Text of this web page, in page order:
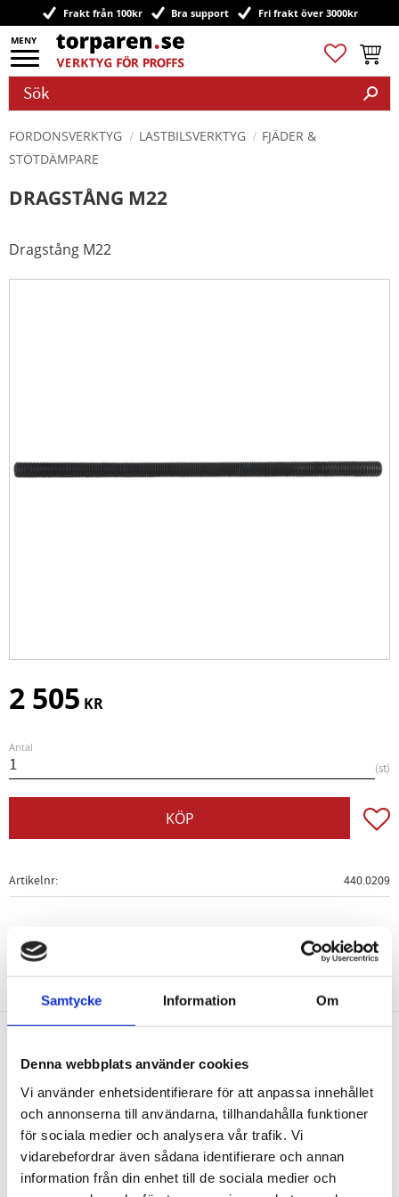
Samtycke Information Om
Denna webbplats använder cookies
Vi använder enhetsidentifierare för att anpassa innehållet
och annonserna till användarna, tillhandahålla funktioner
för sociala medier och analysera vår trafik. Vi
vidarebefordrar även sådana identifierare och annan
information från din enhet till de sociala medier och
Meny
Frakt från 100kr Bra support Fri frakt över 3000kr
Favoriter
FORDONSVERKTYG LASTBILSVERKTYG
FJÄDER &
STÖTDÄMPARE
DRAGSTÅNG M22
Dragstång M22
2 505 KR
Antal
st
KÖP
Artikelnr 440.0209
Nyhetsbrev
PRENUMERERA